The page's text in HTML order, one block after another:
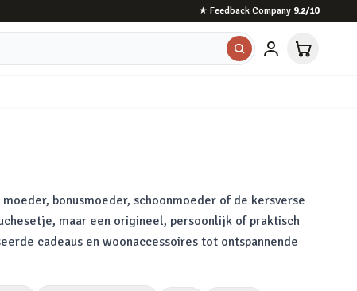
★ Feedback Company 9.2/10
bonusmoeder, schoonmoeder of de kersverse
maar een origineel, persoonlijk of praktisch
cadeaus en woonaccessoires tot ontspannende